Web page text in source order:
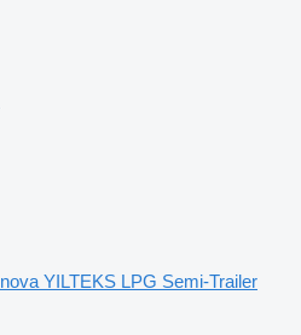
nova YILTEKS LPG Semi-Trailer